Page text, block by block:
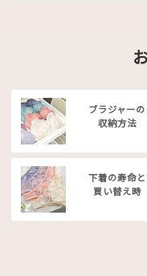
ブラジャーの
収納方法
下着の寿命と
買い替え時